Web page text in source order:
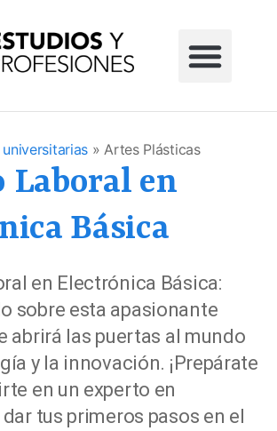
»Artes Plásticas
Laboral en
Básica
en Electrónica Básica:
sobre esta apasionante
abrirá las puertas al mundo
y la innovación. ¡Prepárate
en un experto en
tus primeros pasos en el